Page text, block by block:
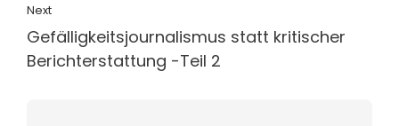
Next
Gefälligkeitsjournalismus statt kritischer
Berichterstattung -Teil 2